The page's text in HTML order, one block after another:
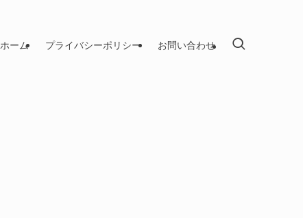
ホーム プライバシーポリシー お問い合わせ